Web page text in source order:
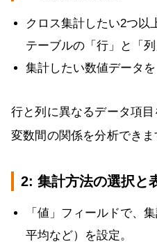
クロス集計したい2つ以
テーブルの「行」と「
集計したい数値データ
行と列に異なるデータ項
変数間の関係を分析できま
2: 集計方法の選択と
「値」フィールドで、
平均など）を設定。